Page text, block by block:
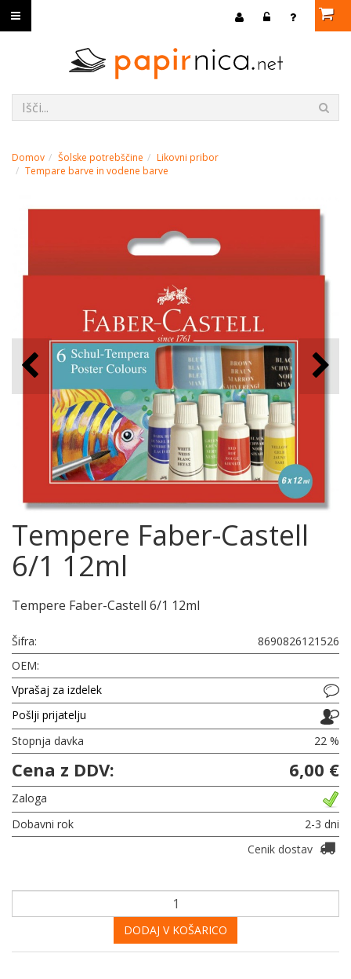
Domov Šolske potrebščine
Likovni pribor
Tempare barve in vodene barve
Tempere Faber-Castell
6/1 12ml
Tempere Faber-Castell 6/1 12ml
Šifra:
8690826121526
OEM:
Vprašaj za izdelek
Pošlji prijatelju
Stopnja davka
22 %
Cena z DDV: 6,00 €
Zaloga
Dobavni rok
2-3 dni
Cenik dostav
DODAJ V KOŠARICO